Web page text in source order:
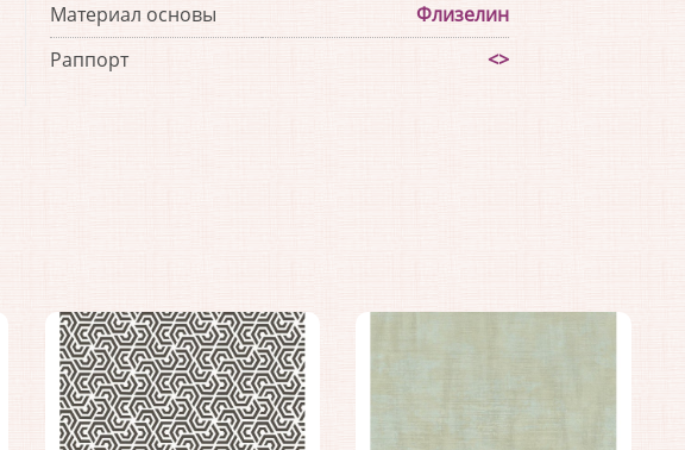
Материал основы
Флизелин
Раппорт
<>